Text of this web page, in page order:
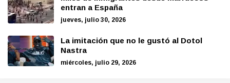
entran a España
jueves, julio 30, 2026
La imitación que no le gustó al Dotol
Nastra
miércoles, julio 29, 2026